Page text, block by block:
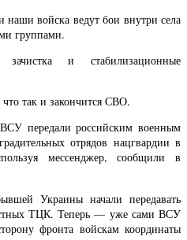
войска ведут бои внутри села
группами.
и стабилизационные
так и закончится СВО.
передали российским военным
отрядов нацгвардии в
мессенджер, сообщили в
Украины начали передавать
ТЦК. Теперь — уже сами ВСУ
фронта войскам координаты